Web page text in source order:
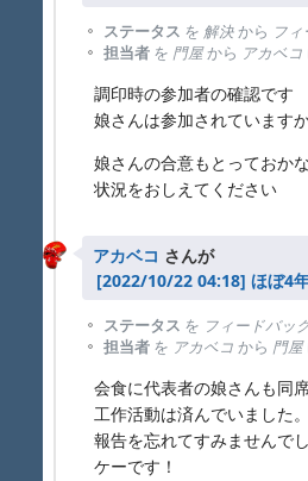
ステータス を 解決から フ
担当者 を 門屋から アカベコ
調印時の参加者の確認です
娘さんは参加されています
娘さんの合意もとっておか
状況をおしえてください
アカベコ さんが
ほぼ4
ステータス を フィードバッ
担当者 を アカベコ から 門屋
会食に代表者の娘さんも同
工作活動は済んでいました
報告を忘れてすみませんで
ケーです！